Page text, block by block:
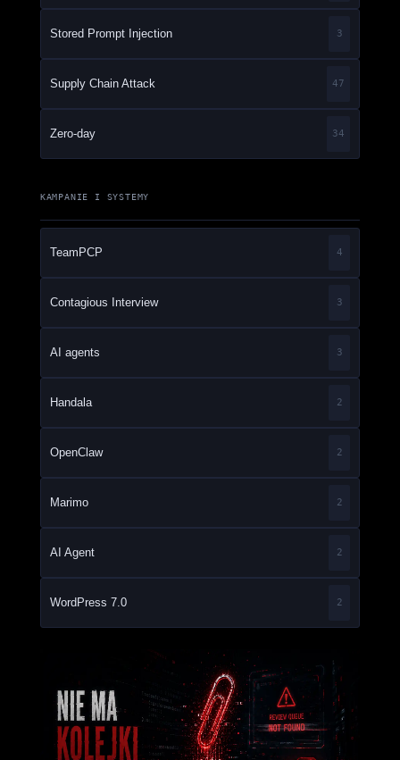
Stored Prompt Injection 3
Supply Chain Attack 47
Zero-day 34
KAMPANIE I SYSTEMY
TeamPCP 4
Contagious Interview 3
AI agents 3
Handala 2
OpenClaw 2
Marimo 2
AI Agent 2
WordPress 7.0 2